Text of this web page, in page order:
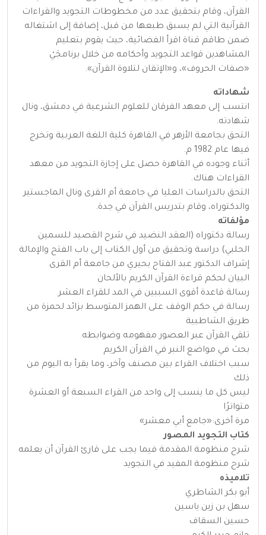
القرآن، وقام بتحقيق عدد من مخطوطات التجويد والقراءات
القرآنية التي لم يسبق طبعها من قبل، إضافة إلى اشتغاله
ضمن طاقم قناة اقرأ الفضائية، حيث يقوم بتعليم
المشاهدين قواعد التجويد وأحكامه من خلال برنامجَيْ
«صفات الحروف»، و«الإتقان لتلاوة القرآن».
شهاداته
انتسب إلى معهد الفرقان للعلوم الشرعية في دمشق، ونال
شهادته.
التحق بجامعة الأزهر في القاهرة كلية اللغة العربية وتخرج
فيها عام 1982 م.
أثناء وجوده في القاهرة حصل على إجازة التجويد من معهد
القراءات هناك.
التحق بالدراسات العليا في جامعة أم القرى ونال الماجستير
والدكتوراه، وقام بتدريس القرآن في جدة.
مؤلفاته
رسالة دكتوراه (العقد النضيد في شرح القصيد للسمين
الحلبي) دراسة وتحقيق من أول الكتاب إلى باب الفتح والإمالة
إشراف الدكتور عبد الفتاح بحيري من جامعة أم القرى
البيان لحكم قراءة القرآن الكريم بالألحان
رسالة قاعدة أقوى السببين في المد للقراء العشر
رسالة في حكم الوقف على الهمز المتوسط بزائد لحمزة من
طريق الشاطبية
تلقي القرآن عبر العصور مفهومه وضوابطه
بحث في مواضع النبر في القرآن الكريم
سبب اختلاف القراء بين مصنف وآخر، وما يقرأ به اليوم من
ذلك
ليس كل ما ينسب إلى واحد من القراء السبعة أو العشرة
متواترًا
مرة أخرى:«جامع أبي معشر»
كتاب التجويد المصور
شرح منظومة المقدمة فيما يجب على قارئ القرآن أن يعلمه
شرح منظومة المفيد في التجويد
تلاميذه
أبو بكر الشاطري
سهل بن زين ياسين
حسين السقاف